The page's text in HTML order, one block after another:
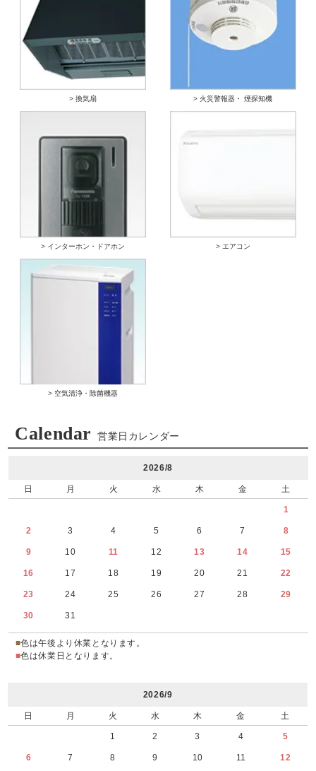
> 換気扇 > 火災警報器・ 煙探知機
> インターホン・ドアホン > エアコン
> 空気清浄・除菌機器
Calendar 営業日カレンダー
2026/8
日 月 火 水 木 金 土
1
2 3 4 5 6 7 8
9 10 11 12 13 14 15
16 17 18 19 20 21 22
23 24 25 26 27 28 29
30 31
■色は午後より休業となります。
■色は休業日となります。
2026/9
日 月 火 水 木 金 土
1 2 3 4 5
6 7 8 9 10 11 12